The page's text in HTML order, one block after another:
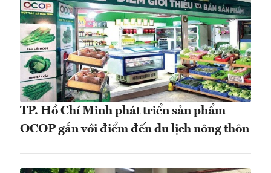
TP. Hồ Chí Minh phát triển sản phẩm
OCOP gắn với điểm đến du lịch nông thôn